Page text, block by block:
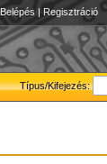
Belépés | Regisztráció
Típus/Kifejezés: